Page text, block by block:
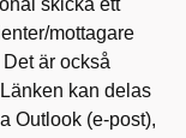
skicka ett
mottagare
är också
kan delas
Outlook (e-post),